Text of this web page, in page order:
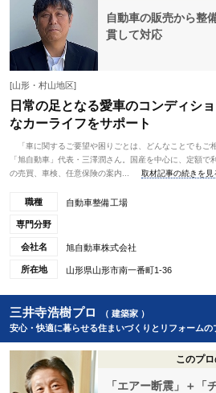
自動車の販売から整
貫して対応
[山形・村山地区]
日常の足となる愛車のコンディシ
なカーライフをサポート
「車に関するご要望や困りごとは、どんなことでもご
「旭自動車」代表・三澤潤さん。国産を中心に、定額
の売買、車検、任意保険の案内...
取材記事の続きを
職種 自動車整備工場
専門分野
会社名 旭自動車株式会社
所在地 山形県山形市南一番町1-36
三井寺浩樹プロ
（ 建築家 ）
安心・快適に暮らせる住まいづくりとリフォームの
このプ
「エアー断震」＋「